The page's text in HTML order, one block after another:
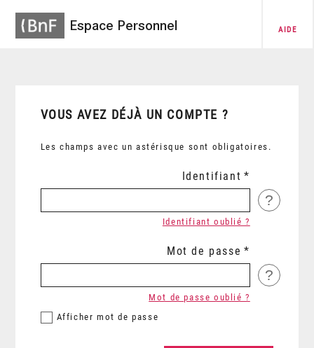
Espace Personnel AIDE
VOUS AVEZ DÉJÀ UN COMPTE ?
Les champs avec un astérisque sont obligatoires.
Identifiant
?
Identifiant oublié ?
Mot de passe
?
Afficher mot de passe
Mot de passe oublié ?